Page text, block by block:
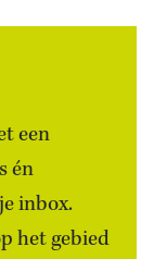
een
én
inbox.
het gebied